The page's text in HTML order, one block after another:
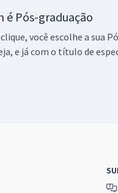
é Pós-graduação
você escolhe a sua
e já com o título de